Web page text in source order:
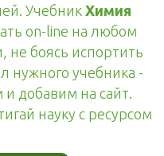
Учебник Химия
on-line на любом
не боясь испортить
нужного учебника -
добавим на сайт.
науку с ресурсом